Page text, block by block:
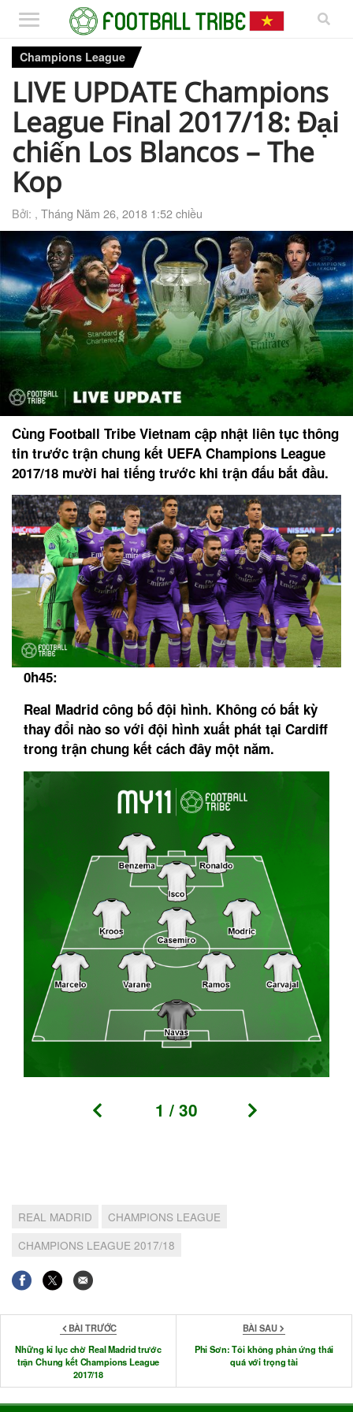
Champions League
LIVE UPDATE Champions
League Final 2017/18: Đại
chiến Los Blancos – The
Kop
Bởi: , Tháng Năm 26, 2018 1:52 chiều
Cùng Football Tribe Vietnam cập nhật liên tục thông
tin trước trận chung kết UEFA Champions League
2017/18 mười hai tiếng trước khi trận đấu bắt đầu.
0h45:
Real Madrid công bố đội hình. Không có bất kỳ
thay đổi nào so với đội hình xuất phát tại Cardiff
trong trận chung kết cách đây một năm.
1 / 30
REAL MADRID
CHAMPIONS LEAGUE
CHAMPIONS LEAGUE 2017/18
BÀI TRƯỚC
Những kỉ lục chờ Real Madrid trước
trận Chung kết Champions League
2017/18
BÀI SAU
Phi Sơn: Tôi không phản ứng thái
quá với trọng tài